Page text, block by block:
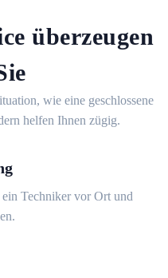
überzeugen
wie eine geschlossene
helfen Ihnen zügig.
Techniker vor Ort und